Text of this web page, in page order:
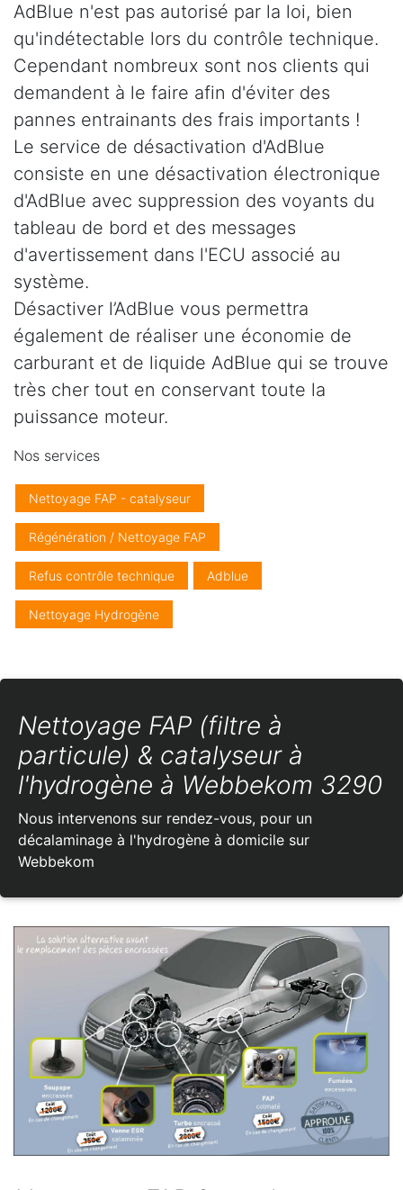
AdBlue n'est pas autorisé par la loi, bien
qu'indétectable lors du contrôle technique.
Cependant nombreux sont nos clients qui
demandent à le faire afin d'éviter des
pannes entrainants des frais importants !
Le service de désactivation d'AdBlue
consiste en une désactivation électronique
d'AdBlue avec suppression des voyants du
tableau de bord et des messages
d'avertissement dans l'ECU associé au
système.
Désactiver l’AdBlue vous permettra
également de réaliser une économie de
carburant et de liquide AdBlue qui se trouve
très cher tout en conservant toute la
puissance moteur.
Nos services
Nettoyage FAP - catalyseur
Régénération / Nettoyage FAP
Refus contrôle technique Adblue
Nettoyage Hydrogène
Nettoyage FAP (filtre à
particule) & catalyseur à
l'hydrogène à Webbekom 3290
Nous intervenons sur rendez-vous, pour un
décalaminage à l'hydrogène à domicile sur
Webbekom